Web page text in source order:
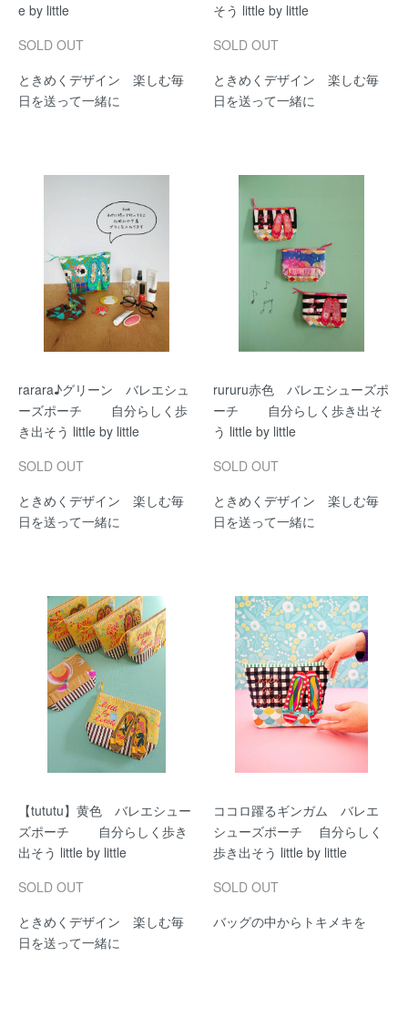
e by little
SOLD OUT
ときめくデザイン 楽しむ毎
日を送って一緒に
そう little by little
SOLD OUT
ときめくデザイン 楽しむ毎
日を送って一緒に
rarara♪グリーン バレエシュ
ーズポーチ 自分らしく歩
き出そう little by little
SOLD OUT
ときめくデザイン 楽しむ毎
日を送って一緒に
rururu赤色 バレエシューズポ
ーチ 自分らしく歩き出そ
う little by little
SOLD OUT
ときめくデザイン 楽しむ毎
日を送って一緒に
【tututu】黄色 バレエシュー
ズポーチ 自分らしく歩き
出そう little by little
SOLD OUT
ときめくデザイン 楽しむ毎
日を送って一緒に
ココロ躍るギンガム バレエ
シューズポーチ 自分らしく
歩き出そう little by little
SOLD OUT
バッグの中からトキメキを